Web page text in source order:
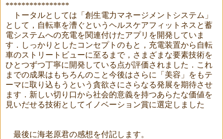
****************
トータルとしては「創生電力マネージメントシステム」
として，自転車を漕ぐというヘルスケアフィットネスと蓄
電システムへの充電を関連付けたアプリを開発していま
す．しっかりとしたコンセプトのもと，充電装置から自転
車のストリートビューに至るまで，さまざまな要素技術を
ひとつずつ丁寧に開発している点が評価されました．これ
までの成果はもちろんのこと今後はさらに「美容」をもテ
ーマに取り込もうという貪欲さにさらなる発展を期待させ
ます．新しい切り口から社会的意義を持つあらたな価値を
見いだせる技術としてイノベーション賞に選定しました
最後に海老原君の感想を付記します。